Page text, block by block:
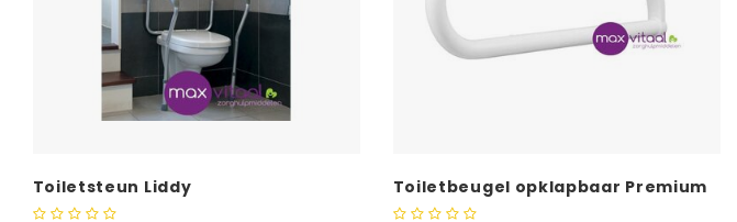
Toiletsteun Liddy
Toiletbeugel opklapbaar Premium
Wit, 70cm Secucare